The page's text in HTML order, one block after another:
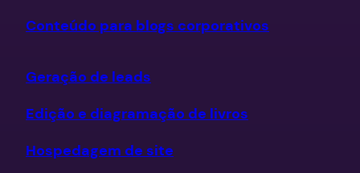
Conteúdo para blogs corporativos
Geração de leads
Edição e diagramação de livros
Hospedagem de site